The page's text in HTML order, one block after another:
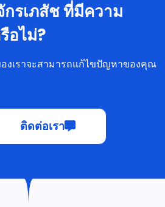
กรเภสัช ที่มีความ
อไม่?
งเราจะสามารถแก้ไขปัญหาของคุณ
ติดต่อเรา